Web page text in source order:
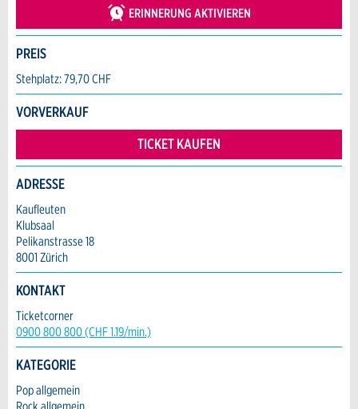
Allgemeines Feedback
Anzeige nicht mehr gültig
Anzeige unvollständig
Nachricht
* Eingabe erforderlich
* Eingabe erforderlich
ANZEIGE WEITEREMPFEHLEN
Veranstaltungsdatum *:
Anzahl der Teilnehmer *:
Vorname / Nachname *:
Firma / Organisation:
Adresszusatz:
Strasse und Nr. *:
PLZ / Ort *:
ERINNERUNG AKTIVIEREN
PREIS
Stehplatz: 79,70 CHF
VORVERKAUF
TICKET KAUFEN
ADRESSE
Kaufleuten
Klubsaal
Pelikanstrasse 18
8001 Zürich
KONTAKT
Ticketcorner
0900 800 800 (CHF 1.19/min.)
Kontakt
KATEGORIE
Pop allgemein